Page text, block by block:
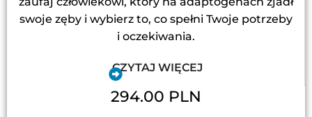
swoje zęby i wybierz to, co spełni Twoje potrzeby
i oczekiwania.
CZYTAJ WIĘCEJ
294.00 PLN